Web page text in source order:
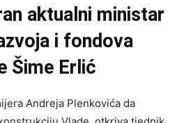
aktualni ministar
i fondova
Šime Erlić
Andreja Plenkovića da